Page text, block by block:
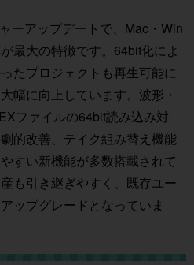
ーアップデートで、Mac・Win
最大の特徴です。64bit化によ
たプロジェクトも再生可能に
幅に向上しています。波形・
ファイルの64bit読み込み対
的改善、テイク組み替え機能
すい新機能が多数搭載されて
も引き継ぎやすく、既存ユー
ップグレードとなっていま